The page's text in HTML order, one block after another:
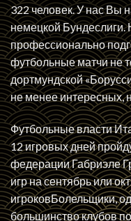
322 человек. У нас Вы
немецкой
профессионально
футбольные матчи не
дортмундской
не менее интересных,
Футбольные власти
12 игровых дней
федерации Габриэле
игр на сентябрь или
игроковБолельщики,
большинство клубов